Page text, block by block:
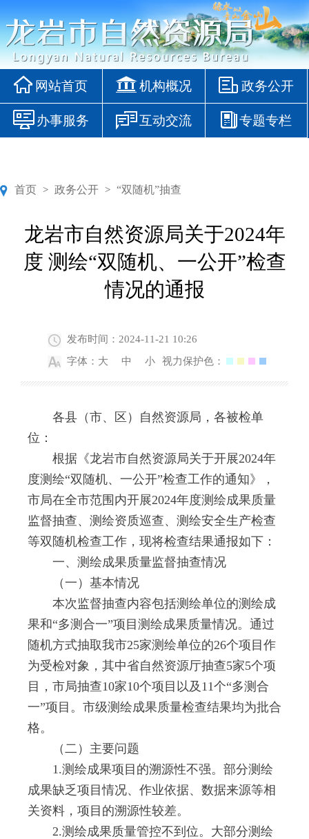
网站首页 机构概况 政务公开
办事服务 互动交流 专题专栏
首页 > 政务公开 > “双随机”抽查
龙岩市自然资源局关于2024年
度 测绘“双随机、一公开”检查
情况的通报
发布时间：2024-11-21 10:26
字体： 大 中 小 视力保护色：
各县（市、区）自然资源局，各被检单
位：
根据《龙岩市自然资源局关于开展2024年
度测绘“双随机、一公开”检查工作的通知》，
市局在全市范围内开展2024年度测绘成果质量
监督抽查、测绘资质巡查、测绘安全生产检查
等双随机检查工作，现将检查结果通报如下：
一、测绘成果质量监督抽查情况
（一）基本情况
本次监督抽查内容包括测绘单位的测绘成
果和“多测合一”项目测绘成果质量情况。通过
随机方式抽取我市25家测绘单位的26个项目作
为受检对象，其中省自然资源厅抽查5家5个项
目，市局抽查10家10个项目以及11个“多测合
一”项目。市级测绘成果质量检查结果均为批合
格。
（二）主要问题
1.测绘成果项目的溯源性不强。部分测绘
成果缺乏项目情况、作业依据、数据来源等相
关资料，项目的溯源性较差。
2.测绘成果质量管控不到位。大部分测绘